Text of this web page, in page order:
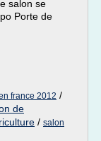
salon se
Porte de
france 2012 /
de
/ salon